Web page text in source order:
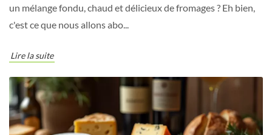
un mélange fondu, chaud et délicieux de fromages ? Eh bien,
c'est ce que nous allons abo...
Lire la suite